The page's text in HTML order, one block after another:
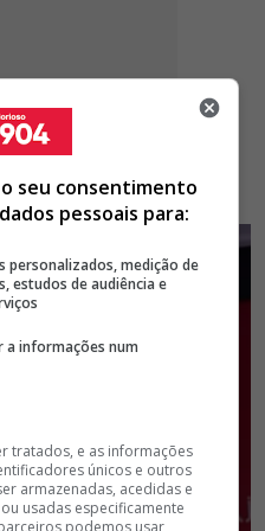
seu consentimento
pessoais para:
personalizados, medição de
estudos de audiência e
a informações num
tratados, e as informações
únicos e outros
armazenadas, acedidas e
usadas especificamente
podemos usar